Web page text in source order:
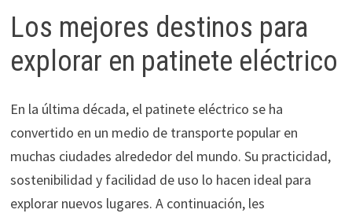
Los mejores destinos para
explorar en patinete eléctrico
En la última década, el patinete eléctrico se ha
convertido en un medio de transporte popular en
muchas ciudades alrededor del mundo. Su practicidad,
sostenibilidad y facilidad de uso lo hacen ideal para
explorar nuevos lugares. A continuación, les